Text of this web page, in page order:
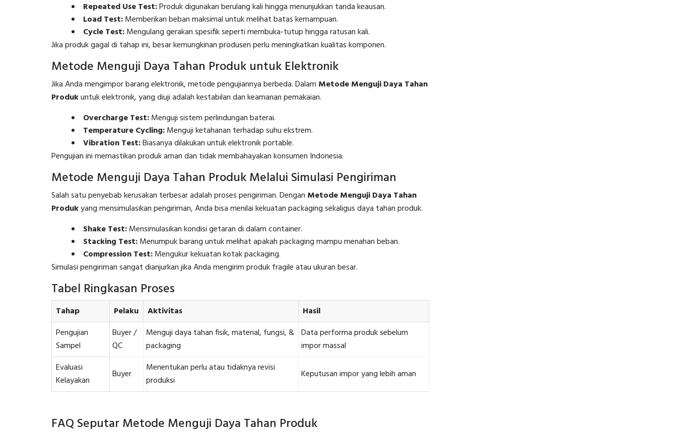
Repeated Use Test:Produk digunakan berulang kali hingga menunjukkan tanda keausan.
Load Test:Memberikan beban maksimal untuk melihat batas kemampuan.
Cycle Test:Mengulang gerakan spesifik seperti membuka-tutup hingga ratusan kali.
Jika produk gagal di tahap ini, besar kemungkinan produsen perlu meningkatkan kualitas komponen.
Metode Menguji Daya Tahan Produk untuk Elektronik
Jika Anda mengimpor barang elektronik, metode pengujiannya berbeda. Dalam Metode Menguji Daya Tahan
Produkuntuk elektronik, yang diuji adalah kestabilan dan keamanan pemakaian.
Overcharge Test:Menguji sistem perlindungan baterai.
Temperature Cycling:Menguji ketahanan terhadap suhu ekstrem.
Vibration Test:Biasanya dilakukan untuk elektronik portable.
Pengujian ini memastikan produk aman dan tidak membahayakan konsumen Indonesia.
Metode Menguji Daya Tahan Produk Melalui Simulasi Pengiriman
Salah satu penyebab kerusakan terbesar adalah proses pengiriman. Dengan Metode Menguji Daya Tahan
Produkyang mensimulasikan pengiriman, Anda bisa menilai kekuatan packaging sekaligus daya tahan produk.
Shake Test:Mensimulasikan kondisi getaran di dalam container.
Stacking Test:Menumpuk barang untuk melihat apakah packaging mampu menahan beban.
Compression Test:Mengukur kekuatan kotak packaging.
Simulasi pengiriman sangat dianjurkan jika Anda mengirim produk fragile atau ukuran besar.
Tabel Ringkasan Proses
Tahap Pelaku Aktivitas
Hasil
Pengujian
Sampel
Buyer /
QC
Menguji daya tahan fisik, material, fungsi, &
packaging
Data performa produk sebelum
impor massal
Evaluasi
Kelayakan
Buyer
Menentukan perlu atau tidaknya revisi
produksi
Keputusan impor yang lebih aman
FAQ Seputar Metode Menguji Daya Tahan Produk